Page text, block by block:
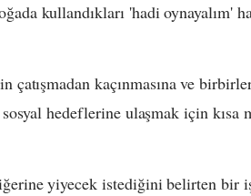
kullandıkları 'hadi oynayalım'
çatışmadan kaçınmasına ve
hedeflerine ulaşmak için kısa
yiyecek istediğini belirten bir